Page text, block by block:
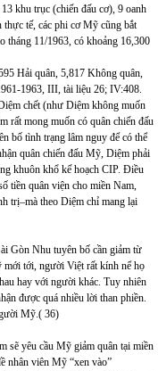
khu trục (chiến đấu cơ), 9 oanh
thực tế, các phi cơ Mỹ cũng bắt
tháng 11/1963, có khoảng 16,300
Hải quân, 5,817 Không quân,
1963, III, tài liệu 26; IV:408.
chết (như Diệm không muốn
rất mong muốn có quân chiến đấu
bố tình trạng lâm nguy để có thể
quân chiến đấu Mỹ, Diệm phải
khuôn khổ kế hoạch CIP. Điều
tiền quân viện cho miền Nam,
trị–mà theo Diệm chỉ mang lại
Gòn Nhu tuyên bố cần giảm từ
tới, người Việt rất kính nể họ
hay với người khác. Tuy nhiên
được quá nhiều lời than phiền.
Mỹ.( 36)
sẽ yêu cầu Mỹ giảm quân tại miền
nhân viên Mỹ “xen vào”